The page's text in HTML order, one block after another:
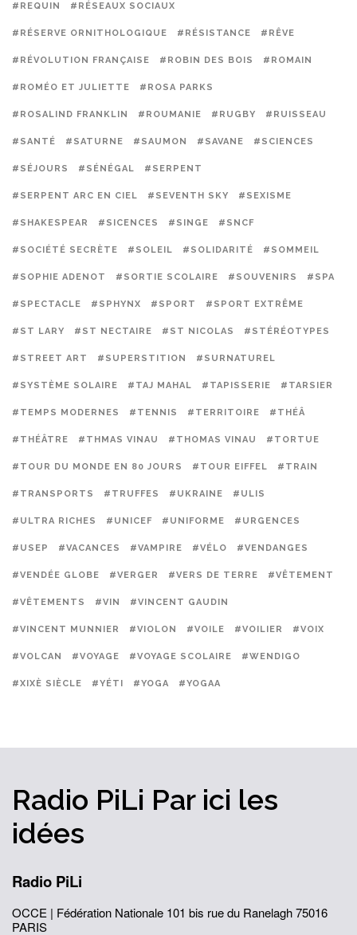
#REQUIN #RÉSEAUX SOCIAUX
#RÉSERVE ORNITHOLOGIQUE #RÉSISTANCE #RÊVE
#RÉVOLUTION FRANÇAISE #ROBIN DES BOIS #ROMAIN
#ROMÉO ET JULIETTE #ROSA PARKS
#ROSALIND FRANKLIN #ROUMANIE #RUGBY #RUISSEAU
#SANTÉ #SATURNE #SAUMON #SAVANE #SCIENCES
#SÉJOURS #SÉNÉGAL #SERPENT
#SERPENT ARC EN CIEL #SEVENTH SKY #SEXISME
#SHAKESPEAR #SICENCES #SINGE #SNCF
#SOCIÉTÉ SECRÈTE #SOLEIL #SOLIDARITÉ #SOMMEIL
#SOPHIE ADENOT #SORTIE SCOLAIRE #SOUVENIRS #SPA
#SPECTACLE #SPHYNX #SPORT #SPORT EXTRÊME
#ST LARY #ST NECTAIRE #ST NICOLAS #STÉRÉOTYPES
#STREET ART #SUPERSTITION #SURNATUREL
#SYSTÈME SOLAIRE #TAJ MAHAL #TAPISSERIE #TARSIER
#TEMPS MODERNES #TENNIS #TERRITOIRE #THÉÂ
#THÉÂTRE #THMAS VINAU #THOMAS VINAU #TORTUE
#TOUR DU MONDE EN 80 JOURS #TOUR EIFFEL #TRAIN
#TRANSPORTS #TRUFFES #UKRAINE #ULIS
#ULTRA RICHES #UNICEF #UNIFORME #URGENCES
#USEP #VACANCES #VAMPIRE #VÉLO #VENDANGES
#VENDÉE GLOBE #VERGER #VERS DE TERRE #VÊTEMENT
#VÊTEMENTS #VIN #VINCENT GAUDIN
#VINCENT MUNNIER #VIOLON #VOILE #VOILIER #VOIX
#VOLCAN #VOYAGE #VOYAGE SCOLAIRE #WENDIGO
#XIXÈ SIÈCLE #YÉTI #YOGA #YOGAA
Radio PiLi Par ici les
idées
Radio PiLi
OCCE | Fédération Nationale 101 bis rue du Ranelagh75016
PARIS